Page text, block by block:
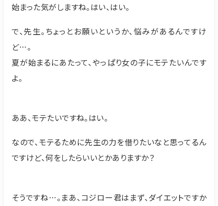
始まった気がしますね。はい、はい。
で、先生。ちょっとお願いというか、悩みがあるんですけ
ど…。
夏が始まるにあたって、やっぱり女の子にモテたいんです
よ。
ああ、モテたいですね。はい。
なので、モテるために先生の力を借りたいなと思ってるん
ですけど、何をしたらいいとかありますか？
そうですね…。まあ、コジロー君はまず、ダイエットですか